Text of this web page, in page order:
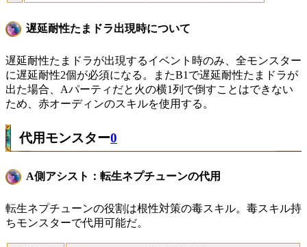
遅延耐性たまドラ出現時について
遅延耐性たまドラが出現するイベント時のみ、全モンスター
に遅延耐性2個が必須になる。またB1で遅延耐性たまドラが
出た場合、Aパーティだと火の横1列で倒すことはできない
ため、赤オーディンのスキルを使用する。
代用モンスター0
A側アシスト：転生ネプチューンの代用
転生ネプチューンの役割は根性対策の毒スキル。毒スキル持
ちモンスターで代用可能だ。